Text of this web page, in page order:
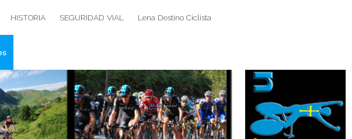
HISTORIA SEGURIDAD VIAL Lena Destino Ciclista